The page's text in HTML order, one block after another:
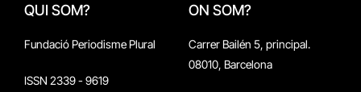
QUI SOM?
Fundació Periodisme Plural
ISSN 2339 - 9619
ON SOM?
Carrer Bailén 5, principal.
08010, Barcelona